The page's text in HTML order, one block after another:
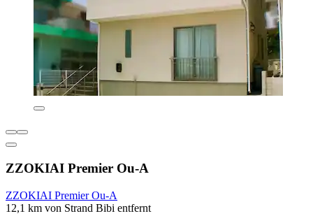
ZZOKIAI Premier Ou-A
ZZOKIAI Premier Ou-A
12,1 km von Strand Bibi entfernt